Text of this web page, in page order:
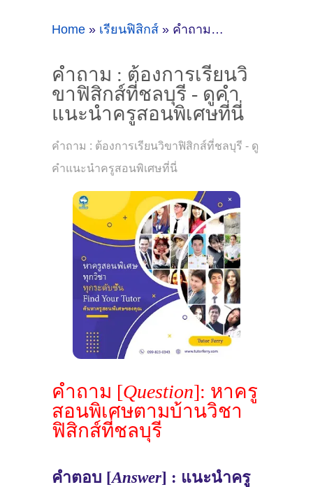
Home » เรียนฟิสิกส์ » คำถาม : ต้องการเรียนวิขาฟิสิกส์ที่ชลบุรี - ดูคำแนะนำครูสอนพิเศษที่นี่
คำถาม : ต้องการเรียนวิ
ขาฟิสิกส์ที่ชลบุรี - ดูคำ
แนะนำครูสอนพิเศษที่นี่
คำถาม : ต้องการเรียนวิขาฟิสิกส์ที่ชลบุรี - ดู
คำแนะนำครูสอนพิเศษที่นี่
คำถาม [Question]: หาครู
สอนพิเศษตามบ้านวิชา
ฟิสิกส์ที่ชลบุรี
คำตอบ [Answer] : แนะนำครู